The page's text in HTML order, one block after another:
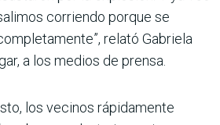
corriendo porque se
relató Gabriela
a los medios de prensa.
los vecinos rápidamente